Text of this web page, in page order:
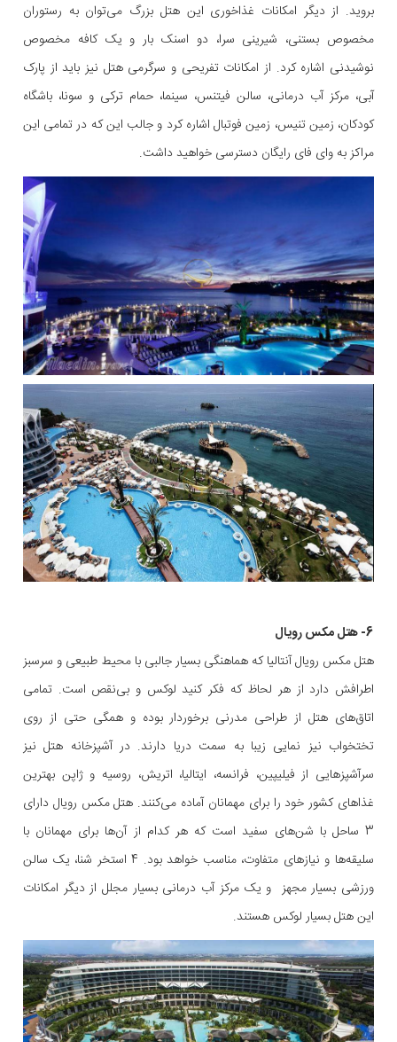
بروید. از دیگر امکانات غذاخوری این هتل بزرگ می‌توان به رستوران
مخصوص بستنی، شیرینی سرا، دو اسنک بار و یک کافه مخصوص
نوشیدنی اشاره کرد. از امکانات تفریحی و سرگرمی هتل نیز باید از پارک
آبی، مرکز آب درمانی، سالن فیتنس، سینما، حمام ترکی و سونا، باشگاه
کودکان، زمین تنیس، زمین فوتبال اشاره کرد و جالب این که در تمامی این
مراکز به وای فای رایگان دسترسی خواهید داشت.
6- هتل مکس رویال
هتل مکس رویال آنتالیا که هماهنگی بسیار جالبی با محیط طبیعی و سرسبز
اطرافش دارد از هر لحاظ که فکر کنید لوکس و بی‌نقص است. تمامی
اتاق‌های هتل از طراحی مدرنی برخوردار بوده و همگی حتی از روی
تختخواب نیز نمایی زیبا به سمت دریا دارند. در آشپزخانه هتل نیز
سرآشپزهایی از فیلیپین، فرانسه، ایتالیا، اتریش، روسیه و ژاپن بهترین
غذاهای کشور خود را برای مهمانان آماده می‌کنند. هتل مکس رویال دارای
3 ساحل با شن‌های سفید است که هر کدام از آن‌ها برای مهمانان با
سلیقه‌ها و نیازهای متفاوت، مناسب خواهد بود. 4 استخر شنا، یک سالن
ورزشی بسیار مجهز و یک مرکز آب درمانی بسیار مجلل از دیگر امکانات
این هتل بسیار لوکس هستند.